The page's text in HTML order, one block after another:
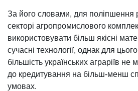
За його словами, для поліпшення
секторі агропромислового
використовувати більш якісні
сучасні технології, однак для
більшість українських аграріїв не
до кредитування на більш-менш
умовах.